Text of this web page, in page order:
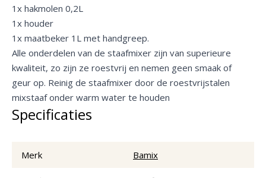
1x hakmolen 0,2L
1x houder
1x maatbeker 1L met handgreep.
Alle onderdelen van de staafmixer zijn van superieure
kwaliteit, zo zijn ze roestvrij en nemen geen smaak of
geur op. Reinig de staafmixer door de roestvrijstalen
mixstaaf onder warm water te houden
Specificaties
Merk Bamix